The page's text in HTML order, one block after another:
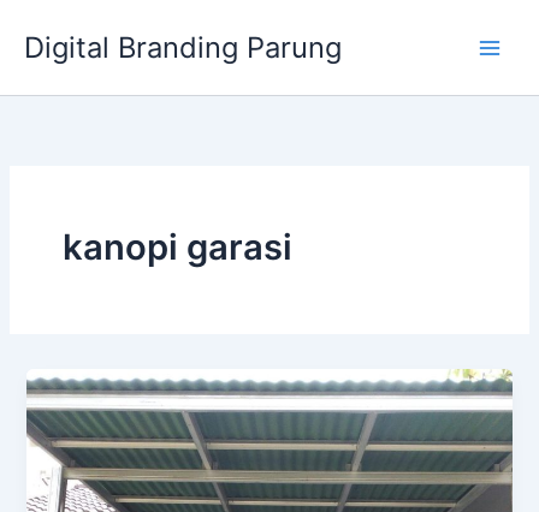
konten
Digital Branding Parung
kanopi garasi